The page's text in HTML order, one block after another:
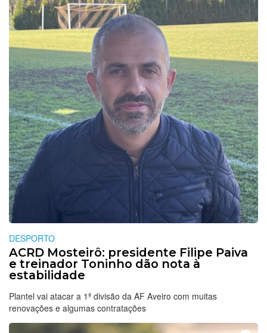
DESPORTO
ACRD Mosteirô: presidente Filipe Paiva
e treinador Toninho dão nota à
estabilidade
Plantel vai atacar a 1ª divisão da AF Aveiro com muitas
renovações e algumas contratações